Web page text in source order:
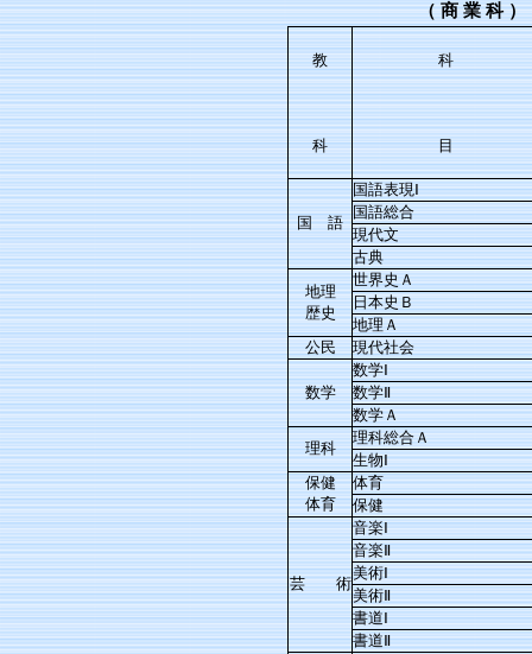
（ 商 業 科 ）
教 科
科 目
国 語
国語表現Ⅰ
国語総合
現代文
古典
地理
歴史
世界史Ａ
日本史Ｂ
地理Ａ
公民
現代社会
数学
数学Ⅰ
数学Ⅱ
数学Ａ
理科
理科総合Ａ
生物Ⅰ
保健
体育
体育
保健
芸 術
音楽Ⅰ
音楽Ⅱ
美術Ⅰ
美術Ⅱ
書道Ⅰ
書道Ⅱ